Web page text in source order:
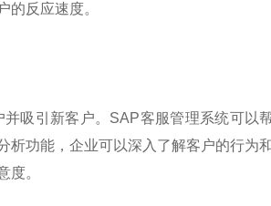
反应速度。
吸引新客户。 SAP客服管理系统可以
析功能，企业可以深入了解客户的行为
度。